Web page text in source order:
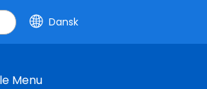
Dansk
Menu